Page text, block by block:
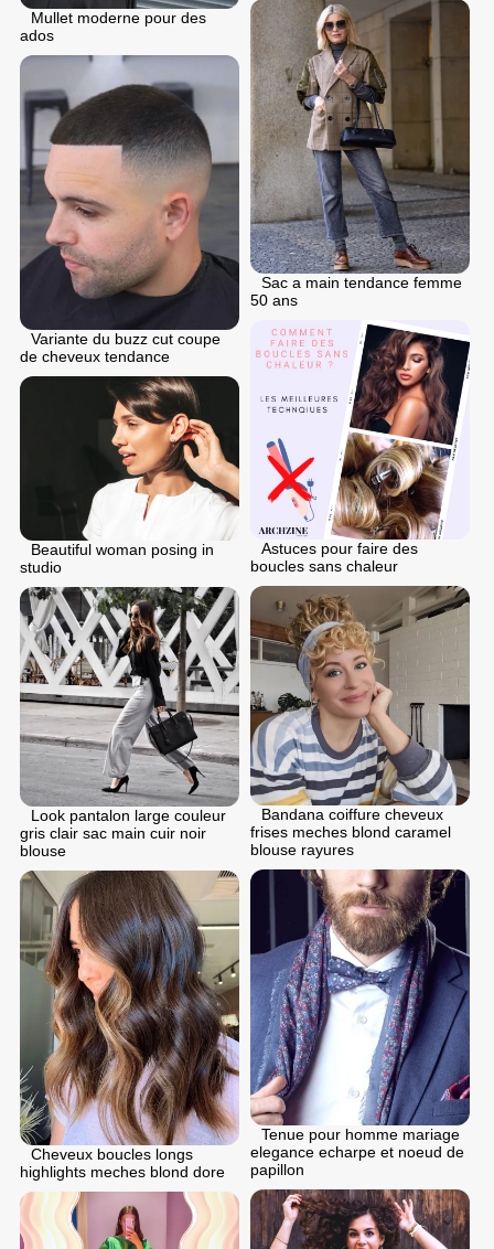
Mullet moderne pour des
ados
Sac a main tendance femme
50 ans
Variante du buzz cut coupe
de cheveux tendance
Astuces pour faire des
boucles sans chaleur
Beautiful woman posing in
studio
Bandana coiffure cheveux
frises meches blond caramel
blouse rayures
Look pantalon large couleur
gris clair sac main cuir noir
blouse
Tenue pour homme mariage
elegance echarpe et noeud de
papillon
Cheveux boucles longs
highlights meches blond dore